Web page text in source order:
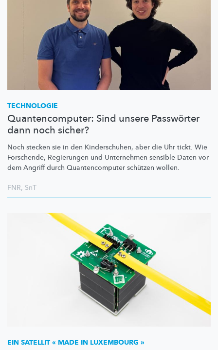
TECHNOLOGIE
Quantencomputer: Sind unsere Passwörter
dann noch sicher?
Noch stecken sie in den Kinderschuhen, aber die Uhr tickt. Wie
Forschende, Regierungen und Unternehmen sensible Daten vor
dem Angriff durch Quantencomputer schützen wollen.
FNR, SnT
EIN SATELLIT « MADE IN LUXEMBOURG »